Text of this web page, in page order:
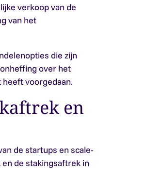
verkoop van de
van het
die zijn
over het
voorgedaan.
en
de startups en scale-
de stakingsaftrek in